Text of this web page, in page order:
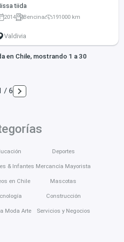
tiida
2014 Bencina 191000 km
Valdivia
en Chile, mostrando 1 a 30
/ 6
& Infantes
en Chile
Moda Arte
Deportes
Mercancía Mayorista
Mascotas
Construcción
Servicios y Negocios